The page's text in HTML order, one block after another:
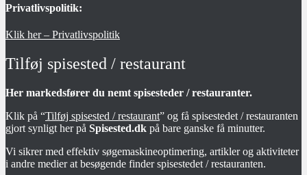
Privatlivspolitik:
Klik her – Privatlivspolitik
Tilføj spisested / restaurant
Her markedsfører du nemt spisesteder / restauranter.
Klik på “Tilføj spisested / restaurant” og få spisestedet / restauranten
gjort synligt her på Spisested.dk på bare ganske få minutter.
Vi sikrer med effektiv søgemaskineoptimering, artikler og aktiviteter
i andre medier at besøgende finder spisestedet / restauranten.